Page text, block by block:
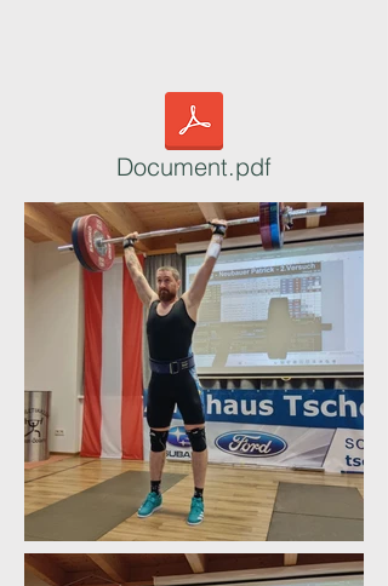
Document.pdf